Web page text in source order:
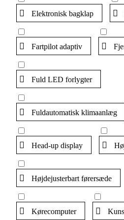
Elektronisk bagklap
Fartpilot adaptiv
Fuld LED forlygter
Fuldautomatisk klimaanlæg
Head-up display
Højdejusterbart førersæde
Kørecomputer